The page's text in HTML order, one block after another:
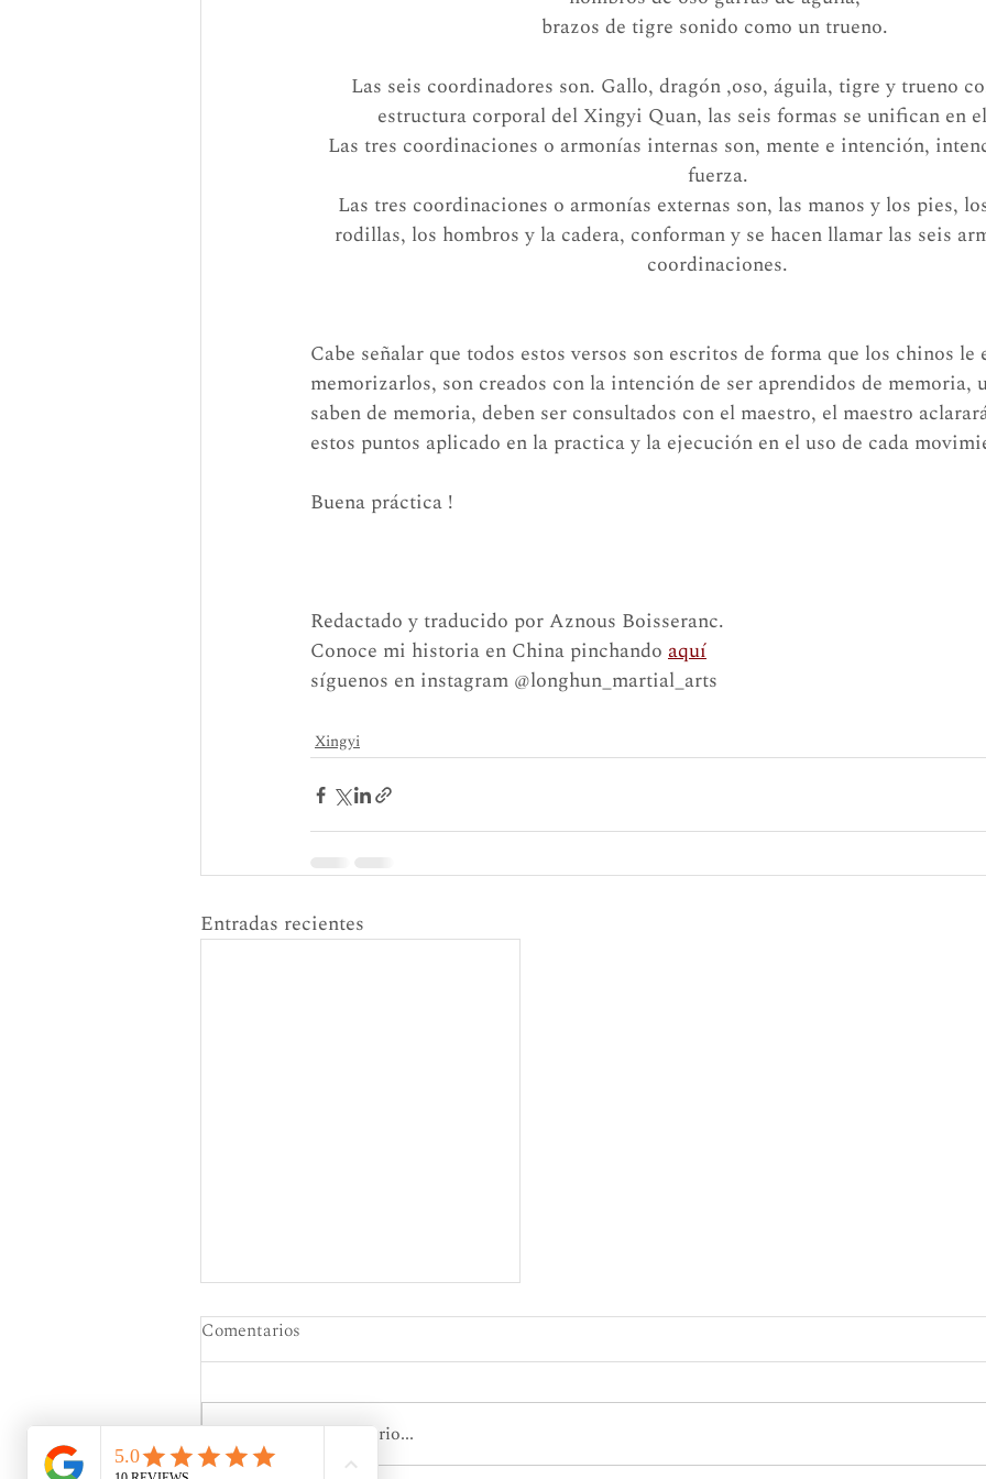
brazos de tigre sonido como un trueno.
Las seis coordinadores son. Gallo, dragón ,oso, águila, tigre y trueno
estructura corporal del Xingyi Quan, las seis formas se unifican en
Las tres coordinaciones o armonías internas son, mente e intención,
fuerza.
Las tres coordinaciones o armonías externas son, las manos y los pies,
rodillas, los hombros y la cadera, conforman y se hacen llamar las seis
coordinaciones.
Cabe señalar que todos estos versos son escritos de forma que los chinos
memorizarlos, son creados con la intención de ser aprendidos de memoria,
saben de memoria, deben ser consultados con el maestro, el maestro
estos puntos aplicado en la practica y la ejecución en el uso de cada
Buena práctica !
Redactado y traducido por Aznous Boisseranc.
Conoce mi historia en China pinchando aquí
síguenos en instagram @longhun_martial_arts
Xingyi
Entradas recientes
Comentarios
Escribir un comentario...